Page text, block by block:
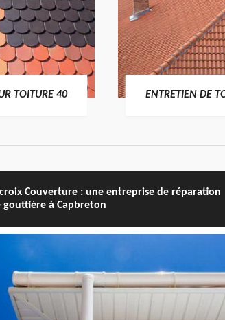
TOITURE 40 ENTRETIEN DE
Couverture : une entreprise de réparation
gouttière à Capbreton